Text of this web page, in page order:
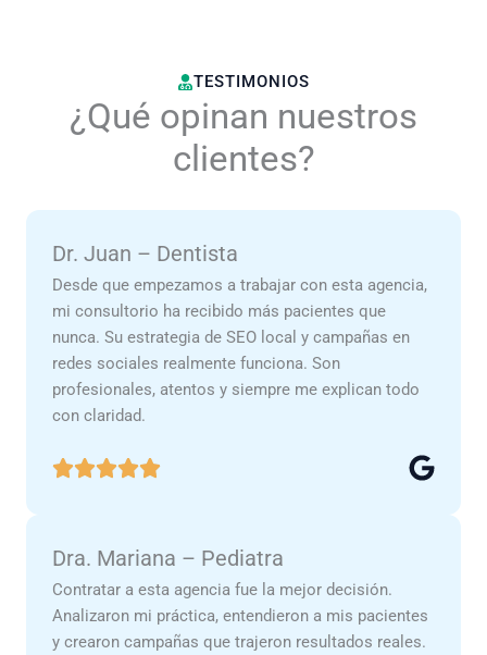
TESTIMONIOS
¿Qué opinan nuestros
clientes?
Dr. Juan – Dentista
Desde que empezamos a trabajar con esta agencia,
mi consultorio ha recibido más pacientes que
nunca. Su estrategia de SEO local y campañas en
redes sociales realmente funciona. Son
profesionales, atentos y siempre me explican todo
con claridad.
Dra. Mariana – Pediatra
Contratar a esta agencia fue la mejor decisión.
Analizaron mi práctica, entendieron a mis pacientes
y crearon campañas que trajeron resultados reales.